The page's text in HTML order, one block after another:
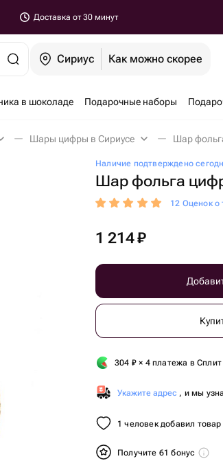
Доставка от 30 минут
Сириус Как можно скорее
в шоколаде Подарочные наборы
Шары цифры в Сириусе Шар
Наличие подтверждено
Шар фольга
12 Оценок о
1 214₽
304 ₽ × 4 платежа в Сплит
Укажите адрес , и мы
1 человек добавил
Получите 61 бонус